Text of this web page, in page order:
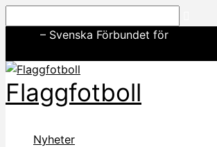
till
– Svenska Förbundet för
Flaggfotboll
Nyheter